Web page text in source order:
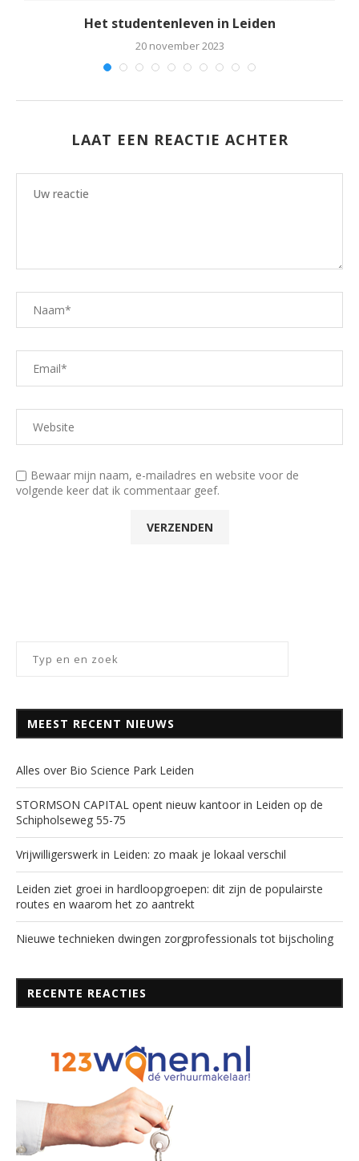
Het studentenleven in Leiden
20 november 2023
LAAT EEN REACTIE ACHTER
Bewaar mijn naam, e-mailadres en website voor de
volgende keer dat ik commentaar geef.
MEEST RECENT NIEUWS
Alles over Bio Science Park Leiden
STORMSON CAPITAL opent nieuw kantoor in Leiden op de
Schipholseweg 55-75
Vrijwilligerswerk in Leiden: zo maak je lokaal verschil
Leiden ziet groei in hardloopgroepen: dit zijn de populairste
routes en waarom het zo aantrekt
Nieuwe technieken dwingen zorgprofessionals tot bijscholing
RECENTE REACTIES